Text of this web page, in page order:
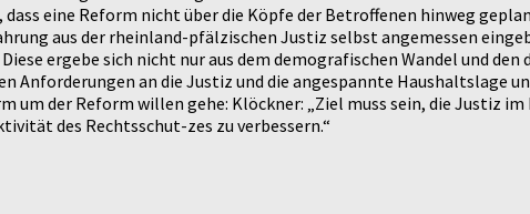
eine Reform nicht über die Köpfe der Betroffenen hinweg
aus der rheinland-pfälzischen Justiz selbst angemessen
ergebe sich nicht nur aus dem demografischen Wandel und
Anforderungen an die Justiz und die angespannte Haushaltslage
um der Reform willen gehe: Klöckner: „Ziel muss sein, die Justiz
des Rechtsschut-zes zu verbessern.“